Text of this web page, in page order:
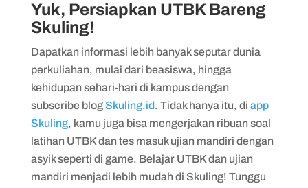
Yuk, Persiapkan UTBK Bareng
Skuling!
Dapatkan informasi lebih banyak seputar dunia
perkuliahan, mulai dari beasiswa, hingga
kehidupan sehari-hari di kampus dengan
subscribe blogSkuling.id. Tidak hanya itu, di app
Skuling, kamu juga bisa mengerjakan ribuan soal
latihan UTBK dan tes masuk ujian mandiri dengan
asyik seperti di game. Belajar UTBK dan ujian
mandiri menjadi lebih mudah di Skuling! Tunggu